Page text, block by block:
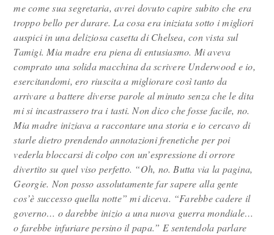
me come sua segretaria, avrei dovuto capire subito che era
troppo bello per durare. La cosa era iniziata sotto i migliori
auspici in una deliziosa casetta di Chelsea, con vista sul
Tamigi. Mia madre era piena di entusiasmo. Mi aveva
comprato una solida macchina da scrivere Underwood e io,
esercitandomi, ero riuscita a migliorare così tanto da
arrivare a battere diverse parole al minuto senza che le dita
mi si incastrassero tra i tasti. Non dico che fosse facile, no.
Mia madre iniziava a raccontare una storia e io cercavo di
starle dietro prendendo annotazioni frenetiche per poi
vederla bloccarsi di colpo con un’espressione di orrore
divertito su quel viso perfetto. “Oh, no. Butta via la pagina,
Georgie. Non posso assolutamente far sapere alla gente
cos’è successo quella notte” mi diceva. “Farebbe cadere il
governo… o darebbe inizio a una nuova guerra mondiale…
o farebbe infuriare persino il papa.” E sentendola parlare